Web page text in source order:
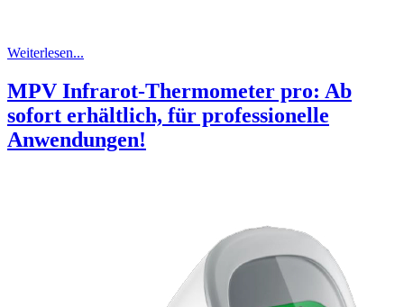
Weiterlesen...
MPV Infrarot-Thermometer pro: Ab
sofort erhältlich, für professionelle
Anwendungen!